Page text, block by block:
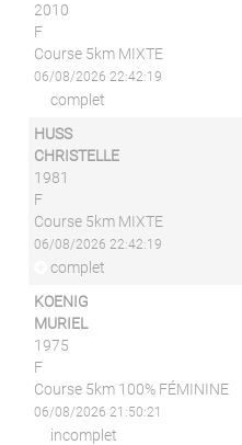
2010
F
Course 5km MIXTE
06/08/2026 22:42:19
complet
HUSS
CHRISTELLE
1981
F
Course 5km MIXTE
06/08/2026 22:42:19
complet
KOENIG
MURIEL
1975
F
Course 5km 100% FÉMININE
06/08/2026 21:50:21
incomplet